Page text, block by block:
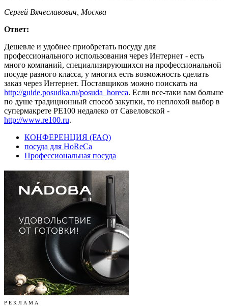
Сергей Вячеславович, Москва
Ответ:
Дешевле и удобнее приобретать посуду для
профессионального использования через Интернет - есть
много компаний, специализирующихся на профессиональной
посуде разного класса, у многих есть возможность сделать
заказ через Интернет. Поставщиков можно поискать на
http://guide.posudka.ru/posuda_horeca. Если все-таки вам больше
по душе традиционный способ закупки, то неплохой выбор в
супермакрете РЕ100 недалеко от Савеловской -
http://www.re100.ru.
КОНФЕРЕНЦИЯ (FAQ)
посуда для HoReCa
Профессиональная посуда
Р Е К Л А М А